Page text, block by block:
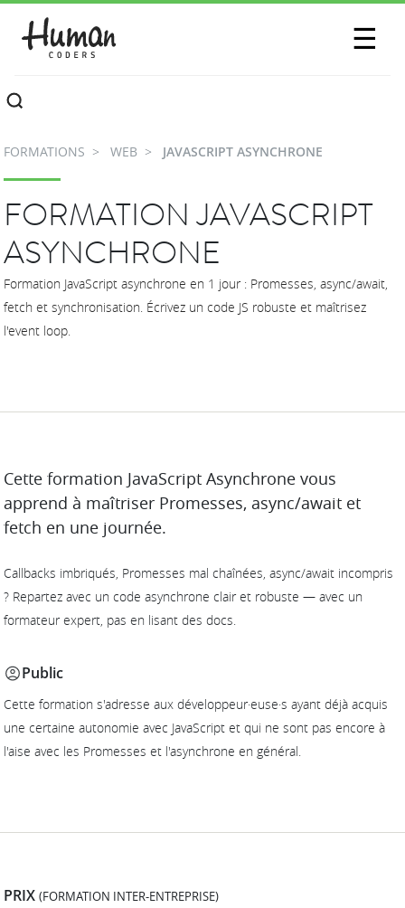
☰
CONTACTEZ-NOUS
FORMATIONS WEB JAVASCRIPT ASYNCHRONE
FORMATION JAVASCRIPT
ASYNCHRONE
Formation JavaScript asynchrone en 1 jour : Promesses, async/await,
fetch et synchronisation. Écrivez un code JS robuste et maîtrisez
l'event loop.
DESCRIPTION
Cette formation JavaScript Asynchrone vous
apprend à maîtriser Promesses, async/await et
fetch en une journée.
Callbacks imbriqués, Promesses mal chaînées, async/await incompris
? Repartez avec un code asynchrone clair et robuste — avec un
formateur expert, pas en lisant des docs.
Public
Cette formation s'adresse aux développeur·euse·s ayant déjà acquis
une certaine autonomie avec JavaScript et qui ne sont pas encore à
l'aise avec les Promesses et l'asynchrone en général.
PRIX(FORMATION INTER-ENTREPRISE)